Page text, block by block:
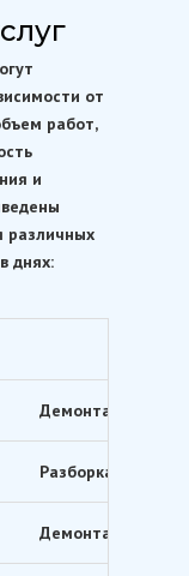
от
работ,
и
различных
днях:
Демонтаж
Разборка
Демонтаж